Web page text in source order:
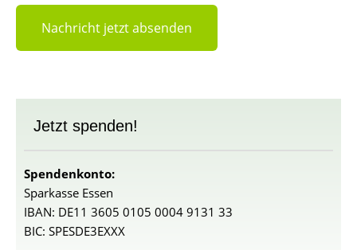
Nachricht jetzt absenden
Jetzt spenden!
Spendenkonto:
Sparkasse Essen
IBAN: DE11 3605 0105 0004 9131 33
BIC: SPESDE3EXXX